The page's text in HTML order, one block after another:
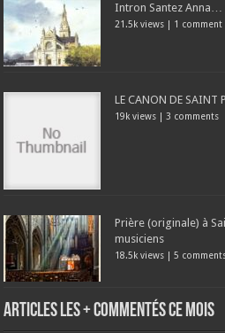
Intron Santez Anna…
21.5k views | 1 comment
LE CANON DE SAINT
19k views | 3 comments
Prière (originale) à
musiciens
18.5k views |5
Articles les + commentés ce mois